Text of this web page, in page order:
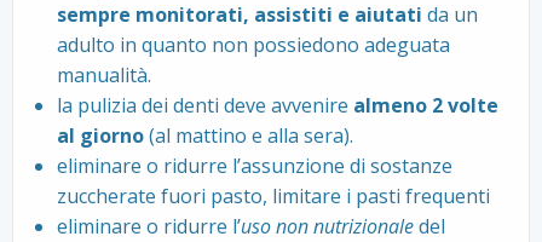
sempre monitorati, assistiti e aiutati da un
adulto in quanto non possiedono adeguata
manualità.
la pulizia dei denti deve avvenire almeno 2 volte
al giorno(al mattino e alla sera).
eliminare o ridurre l’assunzione di sostanze
zuccherate fuori pasto, limitare i pasti frequenti
eliminare o ridurre l’uso non nutrizionaledel